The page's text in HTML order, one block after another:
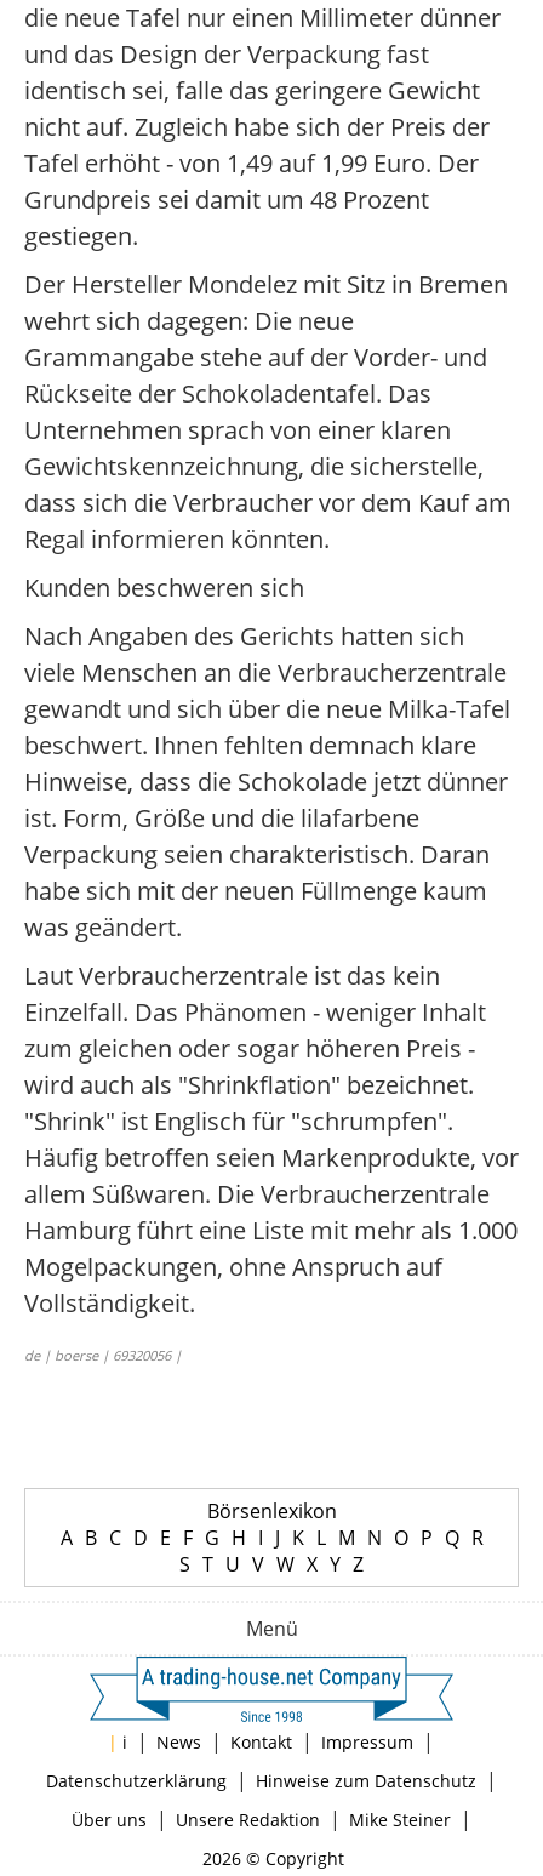
die neue Tafel nur einen Millimeter dünner
und das Design der Verpackung fast
identisch sei, falle das geringere Gewicht
nicht auf. Zugleich habe sich der Preis der
Tafel erhöht - von 1,49 auf 1,99 Euro. Der
Grundpreis sei damit um 48 Prozent
gestiegen.
Der Hersteller Mondelez mit Sitz in Bremen
wehrt sich dagegen: Die neue
Grammangabe stehe auf der Vorder- und
Rückseite der Schokoladentafel. Das
Unternehmen sprach von einer klaren
Gewichtskennzeichnung, die sicherstelle,
dass sich die Verbraucher vor dem Kauf am
Regal informieren könnten.
Kunden beschweren sich
Nach Angaben des Gerichts hatten sich
viele Menschen an die Verbraucherzentrale
gewandt und sich über die neue Milka-Tafel
beschwert. Ihnen fehlten demnach klare
Hinweise, dass die Schokolade jetzt dünner
ist. Form, Größe und die lilafarbene
Verpackung seien charakteristisch. Daran
habe sich mit der neuen Füllmenge kaum
was geändert.
Laut Verbraucherzentrale ist das kein
Einzelfall. Das Phänomen - weniger Inhalt
zum gleichen oder sogar höheren Preis -
wird auch als "Shrinkflation" bezeichnet.
"Shrink" ist Englisch für "schrumpfen".
Häufig betroffen seien Markenprodukte, vor
allem Süßwaren. Die Verbraucherzentrale
Hamburg führt eine Liste mit mehr als 1.000
Mogelpackungen, ohne Anspruch auf
Vollständigkeit.
de | boerse | 69320056 |
Börsenlexikon
A B C D E F G H I J K L M N O P Q R
S T U V W X Y Z
Menü
| i | News | Kontakt | Impressum |
Datenschutzerklärung| Hinweise zum Datenschutz |
Über uns | Unsere Redaktion | Mike Steiner|
2026 © Copyright